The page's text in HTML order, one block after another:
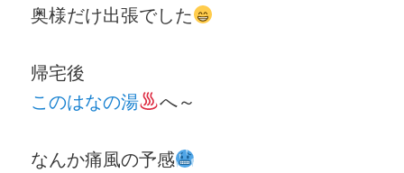
奥様だけ出張でした
帰宅後
このはなの湯
へ～
なんか痛風の予感